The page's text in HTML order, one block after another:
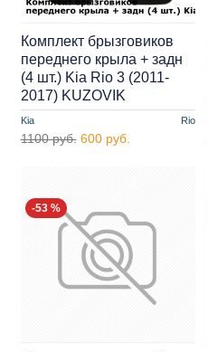
Kia Rio
Комплект брызговиков
переднего крыла + задн
(4 шт.) Kia Rio 3 (2011-
2017) KUZOVIK
1100 руб. 600 руб.
-53 %